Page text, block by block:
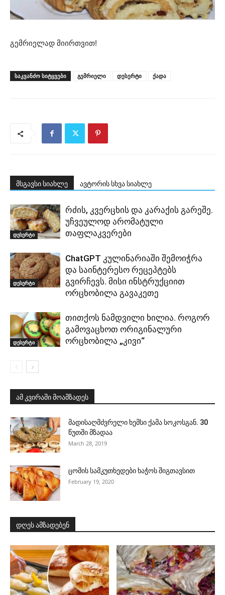
გემრიელად მიირთვით!
ᲡᲐᲙᲕᲐᲜᲫᲝ ᲡᲘᲢᲧᲕᲔᲑᲘ გემრიელი დესერტი ქადა
მსგავსი სიახლე ავტორის სხვა სიახლე
დესერტი
რძის, კვერცხის და კარაქის გარეშე.
უჩვეულოდ არომატული
თაფლაკვერები
დესერტი
ChatGPT კულინარიაში შემოიჭრა
და საინტერესო რეცეპტებს
გვირჩევს. მისი ინსტრუქციით
ორცხობილა გავაკეთე
დესერტი
თითქოს ნამდვილი ხილია. როგორ
გამოვაცხოთ ორიგინალური
ორცხობილა „კივი“
ამ კვირაში მოამზადეს
მადისაღმძვრელი ხემსი ქამა სოკოსგან. 30
წუთში მზადაა
March 28, 2019
ცომის სამკუთხედები ხაჭოს შიგთავსით
February 19, 2020
დღეს ამზადებენ